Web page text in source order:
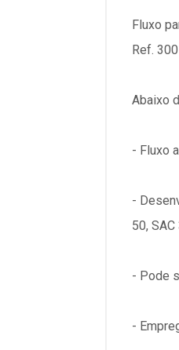
Fluxo
Ref.
Abaixo
- Fluxo
-
50,
- Pode
-